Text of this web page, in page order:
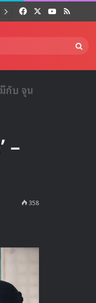
FacebookYouTube
RSS
มีกับ จุน
–
358